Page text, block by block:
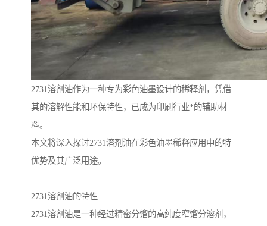
2731溶剂油作为一种专为彩色油墨设计的稀释剂，凭借
其的溶解性能和环保特性，已成为印刷行业*的辅助材
料。
本文将深入探讨2731溶剂油在彩色油墨稀释应用中的特
优势及其广泛用途。
2731溶剂油的特性
2731溶剂油是一种经过精密分馏的高纯度窄馏分溶剂，